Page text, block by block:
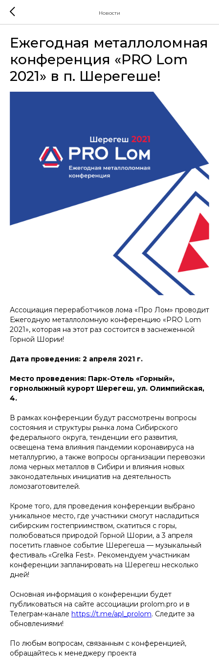
Новости
Ежегодная металлоломная
конференция «PRO Lom
2021» в п. Шерегеше!
Ассоциация переработчиков лома «Про Лом» проводит
Ежегодную металлоломную конференцию «PRO Lom
2021», которая на этот раз состоится в заснеженной
Горной Шории!
Дата проведения: 2 апреля 2021 г.
Место проведения: Парк-Отель «Горный»,
горнолыжный курорт Шерегеш, ул. Олимпийская,
4.
В рамках конференции будут рассмотрены вопросы
состояния и структуры рынка лома Сибирского
федерального округа, тенденции его развития,
освещена тема влияния пандемии коронавируса на
металлургию, а также вопросы организации перевозки
лома черных металлов в Сибири и влияния новых
законодательных инициатив на деятельность
ломозаготовителей.
Кроме того, для проведения конференции выбрано
уникальное место, где участники смогут насладиться
сибирским гостеприимством, скатиться с горы,
полюбоваться природой Горной Шории, а 3 апреля
посетить главное событие Шерегеша — музыкальный
фестиваль «Grelka Fest». Рекомендуем участникам
конференции запланировать на Шерегеш несколько
дней!
Основная информация о конференции будет
публиковаться на сайте ассоциации prolom.pro и в
Телеграм-канале https://t.me/apl_prolom. Следите за
обновлениями!
По любым вопросам, связанным с конференцией,
обращайтесь к менеджеру проекта